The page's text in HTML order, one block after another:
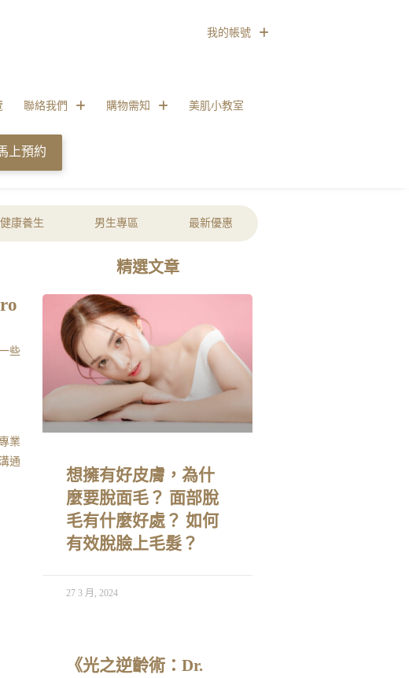
聯絡我們 購物需知 美肌小教室
我的帳號
上預約
健康養生 男生專區 最新優惠
些
業
通
精選文章
想擁有好皮膚，為什
麼要脫面毛？ 面部脫
毛有什麼好處？ 如何
有效脫臉上毛髮？
27 3 月, 2024
《光之逆齡術：Dr.